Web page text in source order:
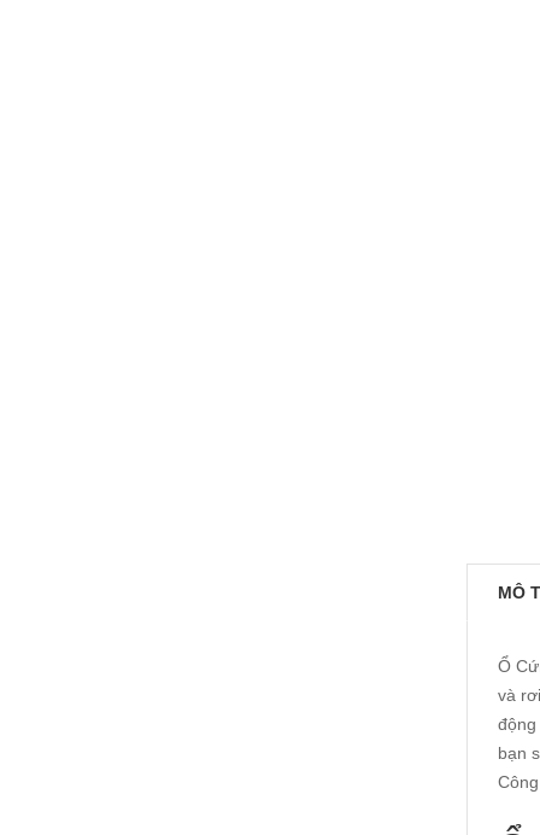
MÔ
Ổ
và
bạn